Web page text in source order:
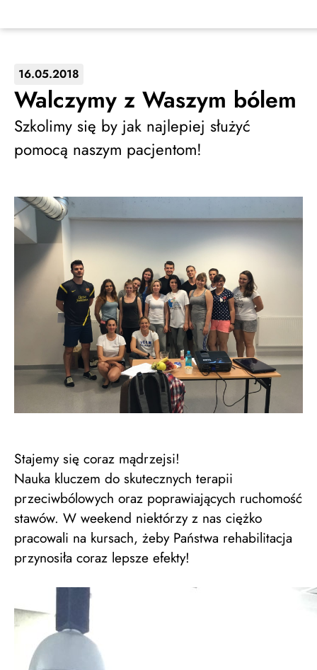
16.05.2018
Walczymy z Waszym bólem
Szkolimy się by jak najlepiej służyć
pomocą naszym pacjentom!
Stajemy się coraz mądrzejsi!
Nauka kluczem do skutecznych terapii
przeciwbólowych oraz poprawiających ruchomość
stawów. W weekend niektórzy z nas ciężko
pracowali na kursach, żeby Państwa rehabilitacja
przynosiła coraz lepsze efekty!